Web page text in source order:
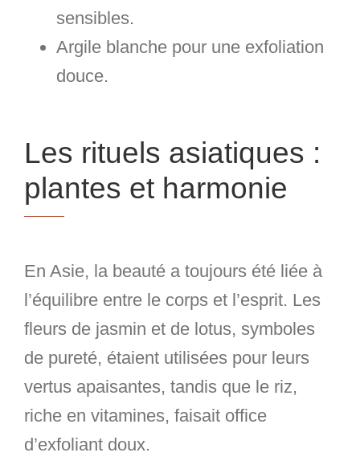
sensibles.
Argile blanche pour une exfoliation
douce.
Les rituels asiatiques :
plantes et harmonie
En Asie, la beauté a toujours été liée à
l’équilibre entre le corps et l’esprit. Les
fleurs de jasmin et de lotus, symboles
de pureté, étaient utilisées pour leurs
vertus apaisantes, tandis que le riz,
riche en vitamines, faisait office
d’exfoliant doux.